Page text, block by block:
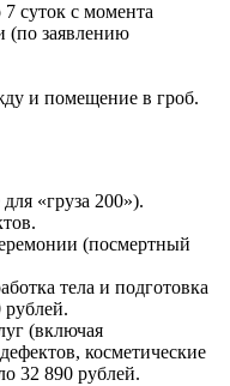
суток с момента
(по заявлению
и помещение в гроб.
«груза 200»).
(посмертный
тела и подготовка
(включая
косметические
32 890 рублей.